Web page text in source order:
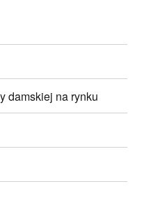
damskiej na rynku